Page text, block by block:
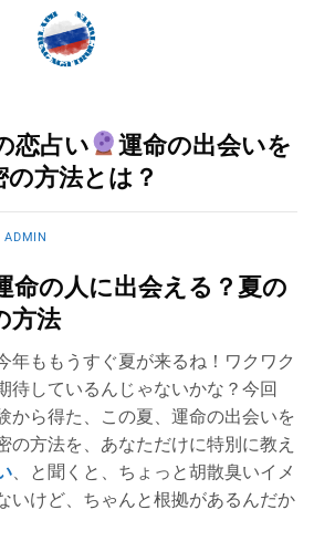
恋占い
運命の出会いを
方法とは？
ADMIN
命の人に出会える？夏の
方法
年ももうすぐ夏が来るね！ワクワク
待しているんじゃないかな？今回
から得た、この夏、運命の出会いを
の方法を、あなただけに特別に教え
、と聞くと、ちょっと胡散臭いイメ
いけど、ちゃんと根拠があるんだか